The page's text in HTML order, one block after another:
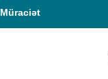
Müraciət